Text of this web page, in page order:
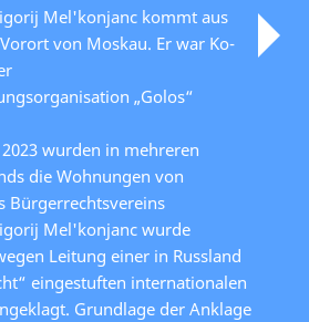
Mel'konjanc kommt aus
von Moskau. Er war Ko-
„Golos“
wurden in mehreren
die Wohnungen von
Bürgerrechtsvereins
Mel'konjanc wurde
Leitung einer in Russland
eingestuften internationalen
Grundlage der Anklage